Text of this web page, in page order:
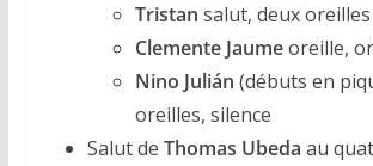
Tristan salut, deux oreilles
Clemente Jaumeoreille,
Nino Julián (débuts en
oreilles, silence
Salut de Thomas Ubeda au